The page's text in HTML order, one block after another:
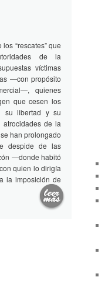
“rescates” que
de la
víctimas
—con propósito
quienes
que cesen los
su libertad y su
de la
han prolongado
despide de las
—donde habitó
quien lo dirigía
la imposición de